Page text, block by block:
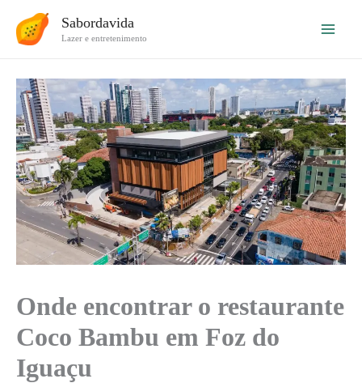
para
Sabordavida
Lazer e entretenimento
Onde encontrar o restaurante
Coco Bambu em Foz do
Iguaçu